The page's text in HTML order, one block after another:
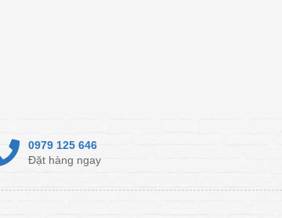
0979 125 646
Đặt hàng ngay